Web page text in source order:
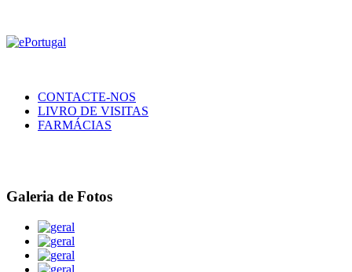
CONTACTE-NOS
LIVRO DE VISITAS
FARMÁCIAS
Galeria de Fotos